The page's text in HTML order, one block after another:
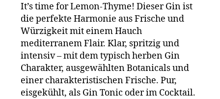
It’s time for Lemon-Thyme! Dieser Gin ist
die perfekte Harmonie aus Frische und
Würzigkeit mit einem Hauch
mediterranem Flair. Klar, spritzig und
intensiv – mit dem typisch herben Gin
Charakter, ausgewählten Botanicals und
einer charakteristischen Frische. Pur,
eisgekühlt, als Gin Tonic oder im Cocktail.